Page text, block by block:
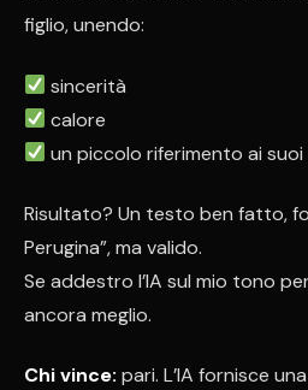
figlio, unendo:
sincerità
calore
un piccolo riferimento ai
Risultato? Un testo ben fatto,
Perugina”, ma valido.
Se addestro l’IA sul mio tono
ancora meglio.
Chi vince: pari. L’IA fornisce